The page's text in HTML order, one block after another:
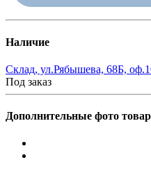
Наличие
Склад, ул.Рябышева, 68Б,
Под заказ
Дополнительные фото